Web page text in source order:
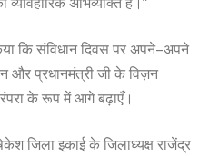
कि संविधान दिवस पर अपने–अपने
और प्रधानमंत्री जी के विज़न
के रूप में आगे बढ़ाएँ।
जिला इकाई के जिलाध्यक्ष राजेंद्र